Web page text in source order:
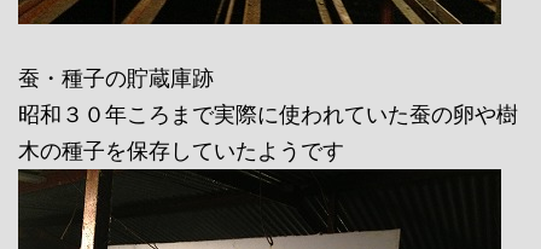
蚕・種子の貯蔵庫跡
昭和３０年ころまで実際に使われていた蚕の卵や樹
木の種子を保存していたようです